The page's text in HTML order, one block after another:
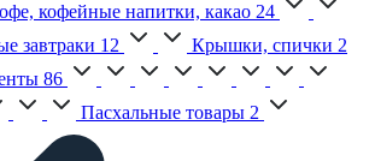
кофейные напитки, какао 24
завтраки 12 Крышки, спички 2
86
Пасхальные товары 2